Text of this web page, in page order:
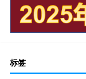
标签